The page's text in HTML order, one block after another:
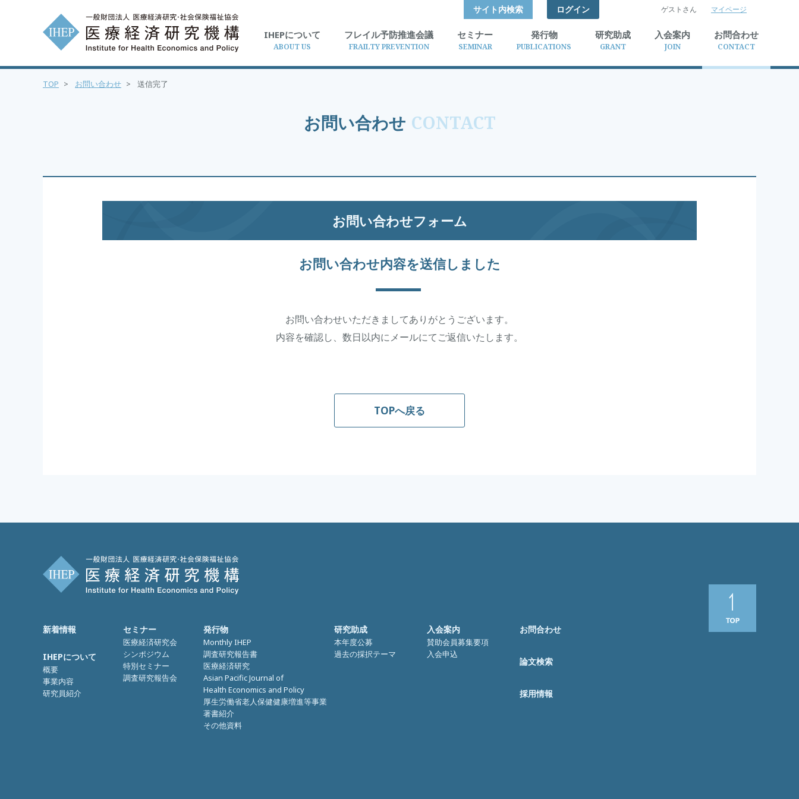
サイト内検索 検索
ログイン ゲストさん マイページ
IHEPについて
ABOUT US
フレイル予防推進会議
FRAILTY PREVENTION
セミナー
SEMINAR
発行物
PUBLICATIONS
研究助成
GRANT
入会案内
JOIN
お問合わせ
CONTACT
お問い合わせ CONTACT
TOP > お問い合わせ > 送信完了
お問い合わせフォーム
お問い合わせ内容を送信しました
お問い合わせいただきましてありがとうございます。
内容を確認し、数日以内にメールにてご返信いたします。
TOPへ戻る
新着情報
IHEPについて
概要
事業内容
研究員紹介
セミナー
医療経済研究会
シンポジウム
特別セミナー
調査研究報告会
発行物
Monthly IHEP
調査研究報告書
医療経済研究
Asian Pacific Journal of
Health Economics and Policy
厚生労働省老人保健健康増進等事業
著書紹介
その他資料
研究助成
本年度公募
過去の採択テーマ
入会案内
賛助会員募集要項
入会申込
お問合わせ
論文検索
採用情報